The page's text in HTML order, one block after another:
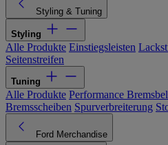
Styling & Tuning
Styling
Alle Produkte Einstiegsleisten
Seitenstreifen
Tuning
Alle Produkte Performance
Bremsscheiben Spurverbreiterung
Ford Merchandise